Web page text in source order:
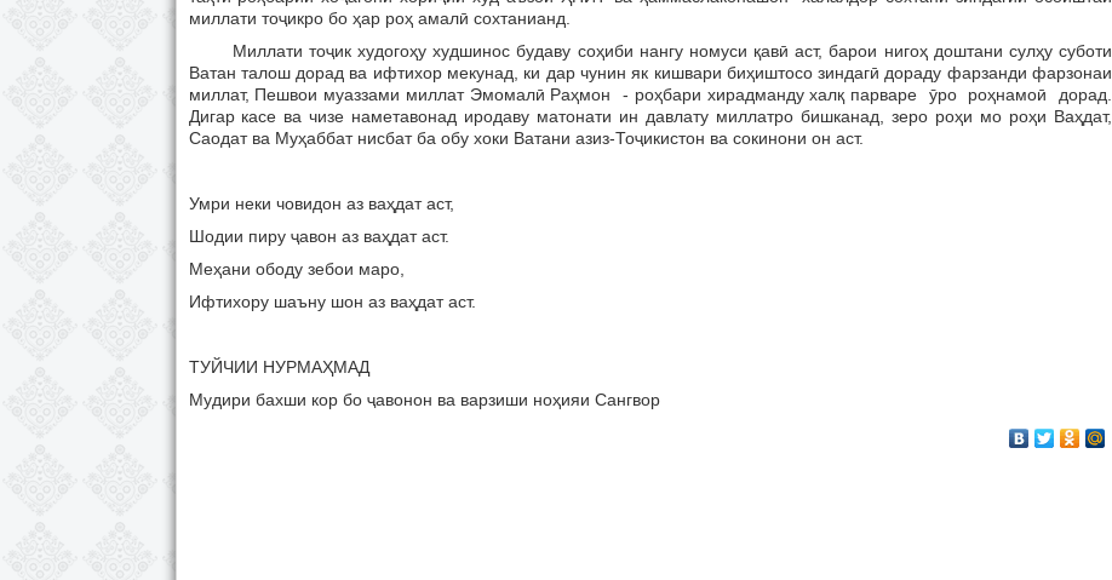
миллати тоҷикро бо ҳар роҳ амалӣ сохтанианд.
Миллати тоҷик худогоҳу худшинос будаву соҳиби нангу номуси қавӣ аст, барои нигоҳ доштани сулҳу суботи
Ватан талош дорад ва ифтихор мекунад, ки дар чунин як кишвари биҳиштосо зиндагӣ дораду фарзанди фарзонаи
миллат, Пешвои муаззами миллат Эмомалӣ Раҳмон - роҳбари хирадманду халқ парваре ӯро роҳнамоӣ дорад.
Дигар касе ва чизе наметавонад иродаву матонати ин давлату миллатро бишканад, зеро роҳи мо роҳи Ваҳдат,
Саодат ва Муҳаббат нисбат ба обу хоки Ватани азиз-Тоҷикистон ва сокинони он аст.
Умри неки човидон аз ваҳдат аст,
Шодии пиру ҷавон аз ваҳдат аст.
Меҳани ободу зебои маро,
Ифтихору шаъну шон аз ваҳдат аст.
ТУЙЧИИ НУРМАҲМАД
Мудири бахши кор бо ҷавонон ва варзиши ноҳияи Сангвор